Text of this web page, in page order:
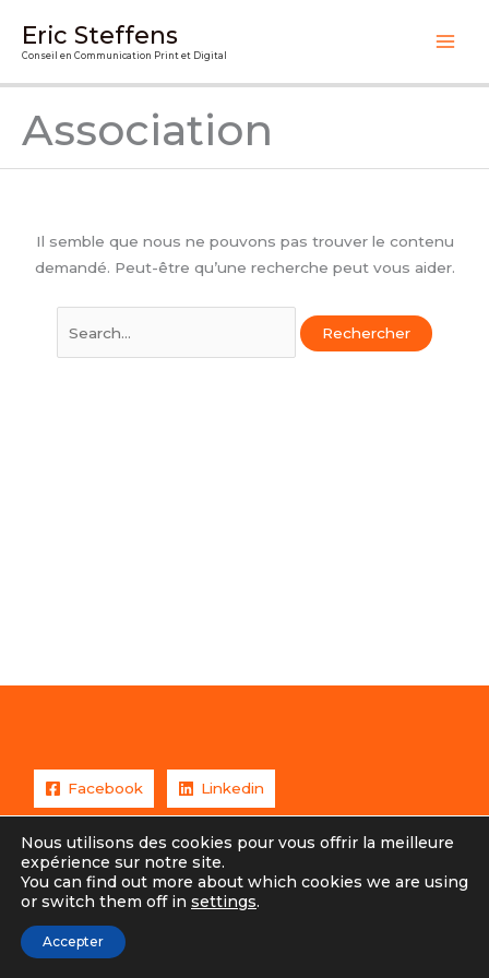
contenu
Eric Steffens
Conseil en Communication Print et Digital
Association
Il semble que nous ne pouvons pas trouver le contenu
demandé. Peut-être qu’une recherche peut vous aider.
Facebook Linkedin
Copyright © 2026 Eric Steffens /
Mentions légales
Nous utilisons des cookies pour vous offrir la meilleure
expérience sur notre site.
You can find out more about which cookies we are using
or switch them off in settings.
Accepter